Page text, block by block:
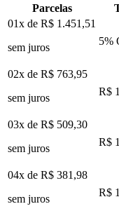
Parcelas
01x de R$ 1.451,51
sem juros
5%
02x de R$ 763,95
sem juros
R$
03x de R$ 509,30
sem juros
R$
04x de R$ 381,98
sem juros
R$